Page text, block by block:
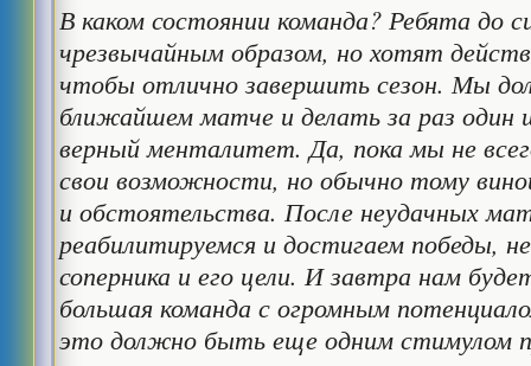
В каком состоянии команда? Ребята до
чрезвычайным образом, но хотят
чтобы отлично завершить сезон. Мы
ближайшем матче и делать за раз один
верный менталитет. Да, пока мы не
свои возможности, но обычно тому
и обстоятельства. После неудачных
реабилитируемся и достигаем победы,
соперника и его цели. И завтра нам
большая команда с огромным
это должно быть еще одним стимулом